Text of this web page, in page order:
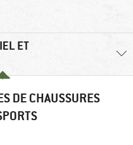
ET
DE CHAUSSURES